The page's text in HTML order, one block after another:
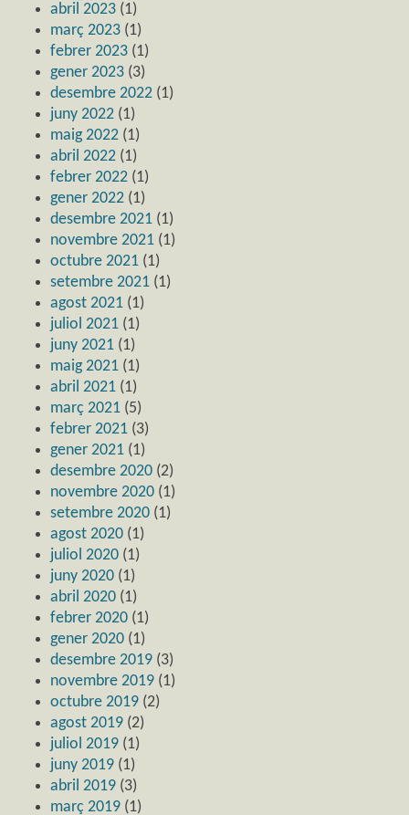
abril 2023 (1)
març 2023 (1)
febrer 2023 (1)
gener 2023 (3)
desembre 2022 (1)
juny 2022 (1)
maig 2022 (1)
abril 2022 (1)
febrer 2022 (1)
gener 2022 (1)
desembre 2021 (1)
novembre 2021 (1)
octubre 2021 (1)
setembre 2021 (1)
agost 2021 (1)
juliol 2021 (1)
juny 2021 (1)
maig 2021 (1)
abril 2021 (1)
març 2021 (5)
febrer 2021 (3)
gener 2021 (1)
desembre 2020 (2)
novembre 2020 (1)
setembre 2020 (1)
agost 2020 (1)
juliol 2020 (1)
juny 2020 (1)
abril 2020 (1)
febrer 2020 (1)
gener 2020 (1)
desembre 2019 (3)
novembre 2019 (1)
octubre 2019 (2)
agost 2019 (2)
juliol 2019 (1)
juny 2019 (1)
abril 2019 (3)
març 2019 (1)